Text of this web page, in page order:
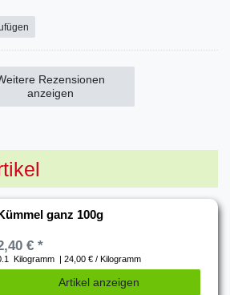
Rezensionen
anzeigen
ganz 100g
€ *
Kilogramm | 24,00 € / Kilogramm
Artikel anzeigen